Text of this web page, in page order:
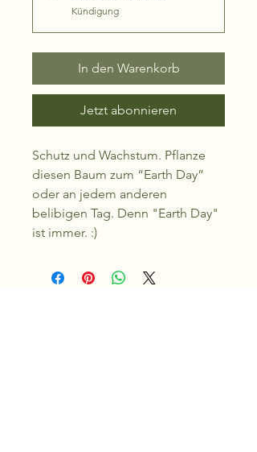
Kündigung
In den Warenkorb
Jetzt abonnieren
Schutz und Wachstum. Pflanze
diesen Baum zum “Earth Day”
oder an jedem anderen
belibigen Tag. Denn "Earth Day"
ist immer. :)